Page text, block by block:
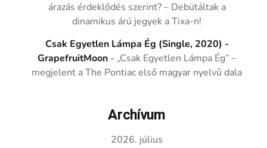
árazás érdeklődés szerint? – Debütáltak a
dinamikus árú jegyek a Tixa-n!
Csak Egyetlen Lámpa Ég (Single, 2020) -
GrapefruitMoon - „Csak Egyetlen Lámpa Ég” –
megjelent a The Pontiac első magyar nyelvű dala
Archívum
2026. július